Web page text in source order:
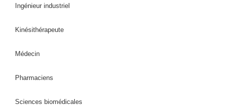
Ingénieur industriel
Kinésithérapeute
Médecin
Pharmaciens
Sciences biomédicales